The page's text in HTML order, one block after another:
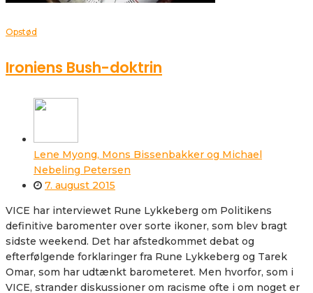
Opstød
Ironiens Bush-doktrin
Lene Myong, Mons Bissenbakker og Michael
Nebeling Petersen
7. august 2015
VICE har interviewet Rune Lykkeberg om Politikens
definitive baromenter over sorte ikoner, som blev bragt
sidste weekend. Det har afstedkommet debat og
efterfølgende forklaringer fra Rune Lykkeberg og Tarek
Omar, som har udtænkt barometeret. Men hvorfor, som i
VICE, strander diskussioner om racisme ofte i om noget er